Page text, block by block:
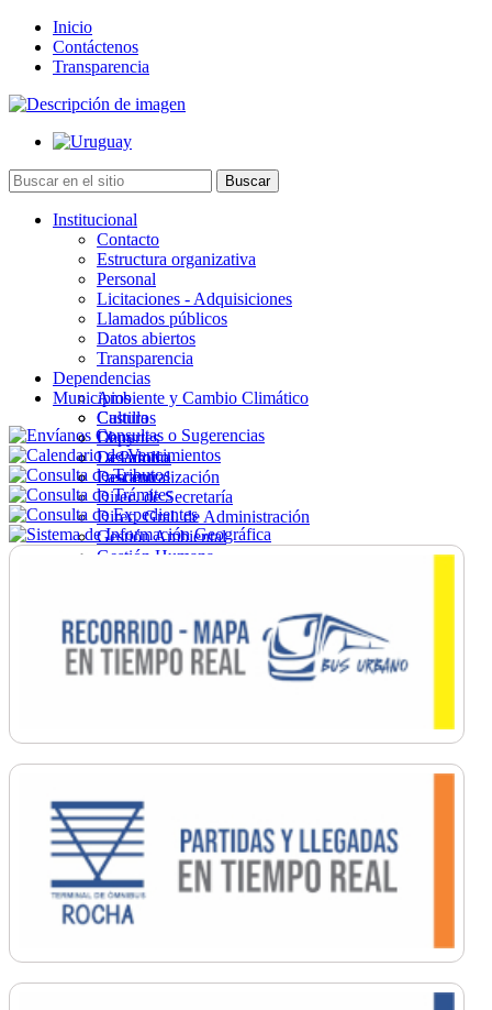
Inicio
Contáctenos
Transparencia
Institucional
Contacto
Estructura organizativa
Personal
Licitaciones - Adquisiciones
Llamados públicos
Datos abiertos
Transparencia
Dependencias
Ambiente y Cambio Climático
Cultura
Deportes
Desarrollo
Descentralización
Direc. de Secretaría
Direc. Gral. de Administración
Gestión Ambiental
Gestión Humana
Ordenamiento
Promoción Social
Salud
Secretaría General
Municipios
Castillos
Chuy
La Paloma
Lascano